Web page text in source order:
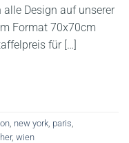
Design auf unserer
Format 70x70cm
für […]
new york paris
, wien